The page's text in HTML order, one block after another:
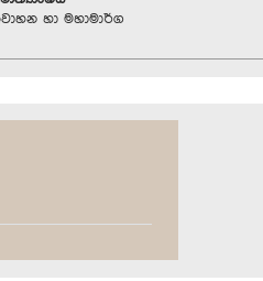
හා මහාමාර්ග